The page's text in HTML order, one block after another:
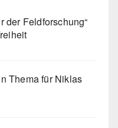
der Feldforschung“
Thema für Niklas